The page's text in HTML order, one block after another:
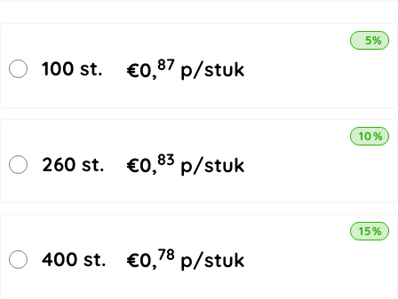
100 st. €0,87 p/stuk
5%
260 st. €0,83 p/stuk
10%
400 st. €0,78 p/stuk
15%